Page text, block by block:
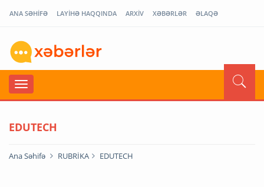
ANA SƏHİFƏ LAYİHƏ HAQQINDA ARXİV XƏBƏRLƏR ƏLAQƏ
EDUTECH
Ana Səhifə RUBRİKA EDUTECH